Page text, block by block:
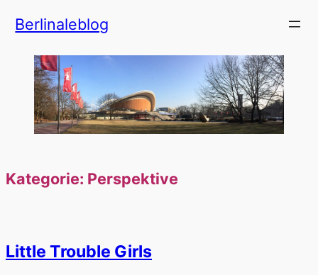
Inhalt
Berlinaleblog
Kategorie: Perspektive
Little Trouble Girls